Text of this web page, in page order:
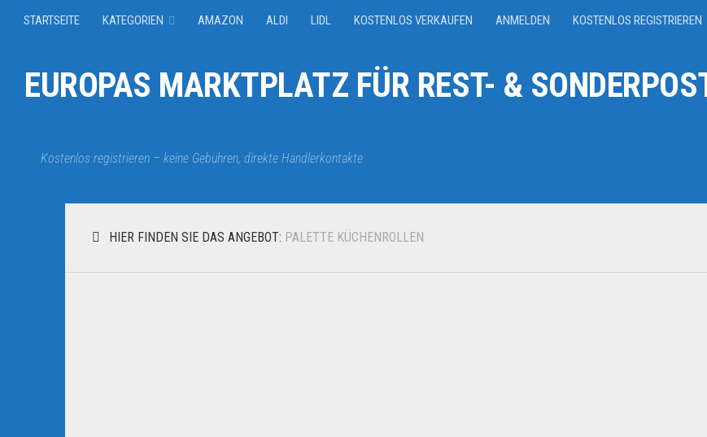
STARTSEITE KATEGORIEN AMAZON ALDI LIDL KOSTENLOS VERKAUFEN ANMELDEN KOSTENLOS REGISTRIEREN
EUROPAS MARKTPLATZ FÜR REST- &
Kostenlos registrieren – keine Gebühren, direkte Händlerkontakte
HIER FINDEN SIE DAS ANGEBOT: PALETTE KÜCHENROLLEN